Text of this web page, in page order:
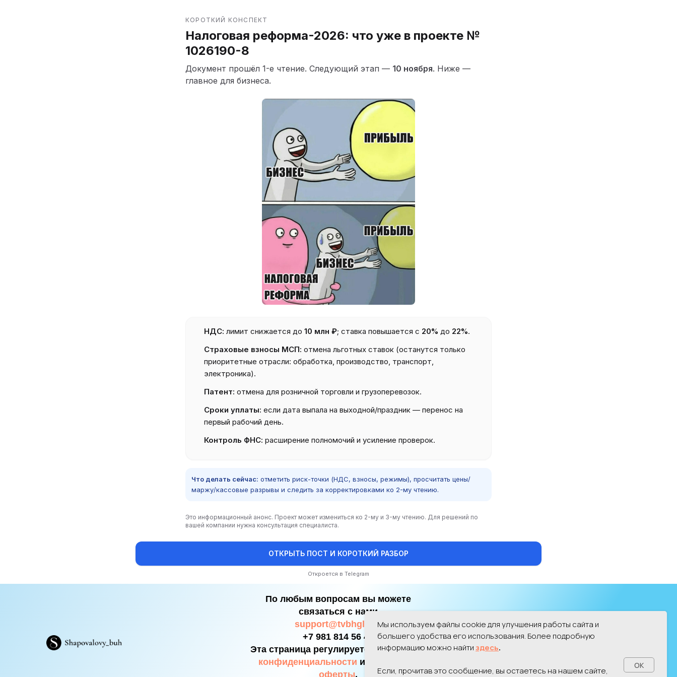
КОРОТКИЙ КОНСПЕКТ
Налоговая реформа-2026: что уже в проекте №
1026190-8
Документ прошёл 1-е чтение. Следующий этап — 10 ноября. Ниже —
главное для бизнеса.
НДС: лимит снижается до 10 млн ₽; ставка повышается с 20% до 22%.
Страховые взносы МСП: отмена льготных ставок (останутся только
приоритетные отрасли: обработка, производство, транспорт,
электроника).
Патент: отмена для розничной торговли и грузоперевозок.
Сроки уплаты: если дата выпала на выходной/праздник — перенос на
первый рабочий день.
Контроль ФНС: расширение полномочий и усиление проверок.
Что делать сейчас: отметить риск-точки (НДС, взносы, режимы), просчитать цены/
маржу/кассовые разрывы и следить за корректировками ко 2-му чтению.
Это информационный анонс. Проект может измениться ко 2-му и 3-му чтению. Для решений по
вашей компании нужна консультация специалиста.
ОТКРЫТЬ ПОСТ И КОРОТКИЙ РАЗБОР
Откроется в Telegram
По любым вопросам вы можете
связаться с нами
support@tvbhgltr.ru
+7 981 814 56 43
Эта страница регулируется Политикой
конфиденциальности и
оферты.
Мы используем файлы cookie для улучшения работы сайта и
большего удобства его использования. Более подробную
информацию можно найтиздесь.
Если, прочитав это сообщение, вы остаетесь на нашем сайте,
OK